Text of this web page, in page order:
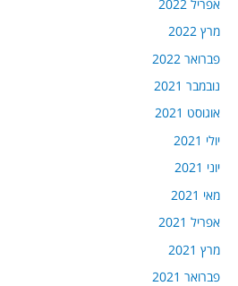
אפריל 2022
מרץ 2022
פברואר 2022
נובמבר 2021
אוגוסט 2021
יולי 2021
יוני 2021
מאי 2021
אפריל 2021
מרץ 2021
פברואר 2021